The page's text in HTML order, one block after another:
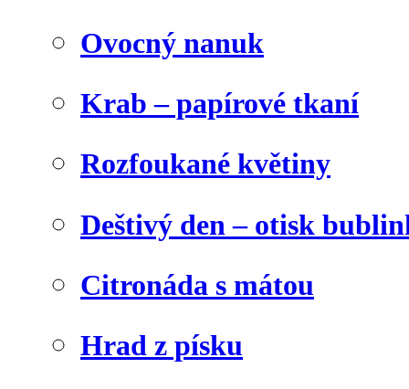
Ovocný nanuk
Krab – papírové tkaní
Rozfoukané květiny
Deštivý den – otisk
Citronáda s mátou
Hrad z písku